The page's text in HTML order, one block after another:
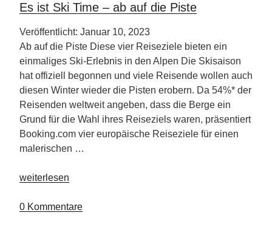
Es ist Ski Time – ab auf die Piste
Veröffentlicht: Januar 10, 2023
Ab auf die Piste Diese vier Reiseziele bieten ein
einmaliges Ski-Erlebnis in den Alpen Die Skisaison
hat offiziell begonnen und viele Reisende wollen auch
diesen Winter wieder die Pisten erobern. Da 54%* der
Reisenden weltweit angeben, dass die Berge ein
Grund für die Wahl ihres Reiseziels waren, präsentiert
Booking.com vier europäische Reiseziele für einen
malerischen …
„Es
Ski
weiterlesen
0 Kommentare